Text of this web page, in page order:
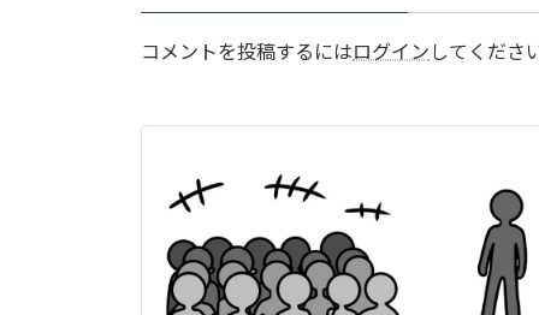
コメントを投稿するにはログイン してくださ